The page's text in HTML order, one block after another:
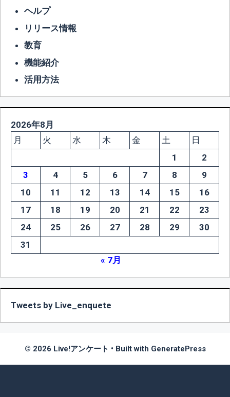
ヘルプ
リリース情報
教育
機能紹介
活用方法
2026年8月
月
火 水 木 金 土
日
1
2
3
4 5 6 7 8
9
10
11 12 13 14 15
16
17
18 19 20 21 22
23
24
25 26 27 28 29
30
31
« 7月
Tweets by Live_enquete
© 2026 Live!アンケート • Built with GeneratePress